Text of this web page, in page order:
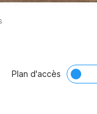
Plan d'accès